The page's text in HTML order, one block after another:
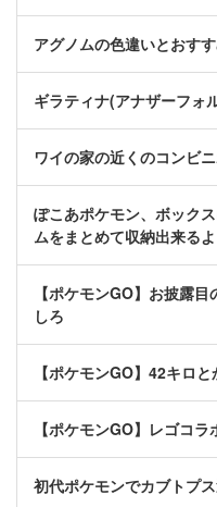
アグノムの色違いとおす
ギラティナ(アナザーフォ
ワイの家の近くのコンビ
ぽこあポケモン、ボック
ムをまとめて収納出来る
【ポケモンGO】お披露
しろ
【ポケモンGO】42キロ
【ポケモンGO】レゴコ
初代ポケモンでカブトプ